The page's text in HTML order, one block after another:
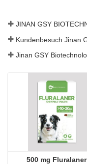
500 mg Fluralaner